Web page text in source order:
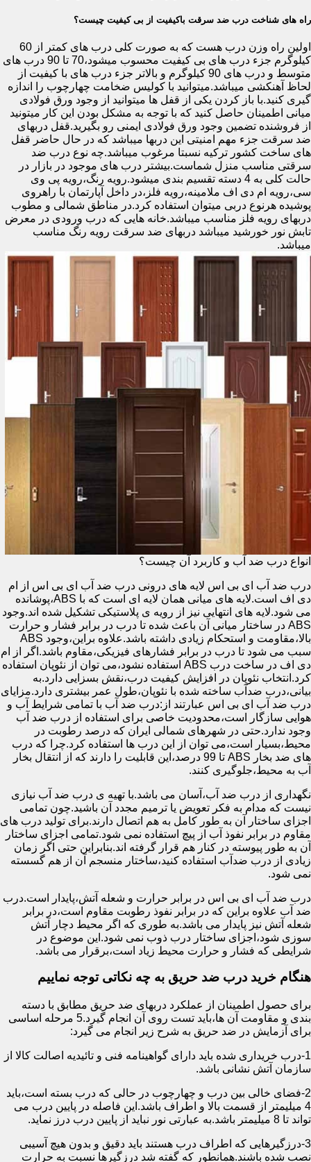
راه های شناخت درب ضد سرقت باکیفیت از بی کیفیت چیست؟
اولین راه وزن درب هست که به صورت کلی درب های کمتر از 60
کیلوگرم جزء درب های بی کیفیت محسوب میشود،70 تا 90 درب های
متوسط و درب های 90 کیلوگرم و بالاتر جزء درب های با کیفیت از
لحاظ آهنکشی میباشد.میتوانید با کولیس ضخامت چهارچوب را اندازه
گیری کنید.با باز کردن یکی از قفل ها میتوانید از وجود ورق فولادی
میانی اطمینان حاصل کنید که با توجه به مشکل بودن این کار میتونید
از فروشنده تضمین وجود ورق فولادی ایمنی رو بگیرید.قفل دربهای
ضد سرقت جزء مهم امنیتی این دربها میباشد که در حال حاضر قفل
های ساخت کشور ترکیه نسبتا مرغوب میباشد.چه نوع درب ضد
سرقتی مناسب منزل شماست.بیشتر درب های موجود در بازار در
حالت کلی به 4 دسته تقسیم بندی میشود.رویه رنگ،رویه پی وی
سی،رویه ام دی اف ملامینه،رویه فلز،در داخل آپارتمان با راهروی
پوشیده هرنوع دربی میتوان استفاده کرد.در مناطق شمالی و مطوب
دربهای رویه فلز مناسب میباشد.خانه هایی که درب ورودی در معرض
تابش نور خورشید میباشد دربهای ضد سرقت رویه رنگ مناسب
میباشد.
انواع درب ضد آب و کاربرد آن چیست؟
درب ضد آب ای بی اس لایه های درونی درب ضد آب ای بی اس از ام
دی اف است.لایه های میانی همان لایه ای است که با ABS،پوشانده
می شود.لایه های انتهایی نیز از رویه ی پلاستیکی تشکیل شده اند.وجود
ABS در ساختار میانی آن باعث شده تا درب در برابر فشار و حرارت
بالا،مقاومت و استحکام زیادی داشته باشد.علاوه براین،وجود ABS
سبب می شود تا درب در برابر فشارهای فیزیکی،مقاوم باشد.اگر از ام
دی اف در ساخت درب ABS استفاده نشود،می توان از نئوپان استفاده
کرد.انتخاب نئوپان در افزایش کیفیت درب،نقش بسزایی دارد.به
بیانی،درب ضدآب ساخته شده با نئوپان،طول عمر بیشتری دارد.مزایای
درب ضد آب ای بی اس عبارتند از:درب ضد آب با تمامی شرایط آب و
هوایی سازگار است،محدودیت خاصی برای استفاده از درب ضد آب
وجود ندارد.حتی در شهرهای شمالی ایران که درصد رطوبت در
محیط،بسیار است،می توان از این درب ها استفاده کرد.چرا که درب
های ضد بخار ABS تا 99 درصد،این قابلیت را دارند که از انتقال بخار
آب به محیط،جلوگیری کنند.
نگهداری از درب ضد آب،آسان می باشد.با تهیه ی درب ضد آب نیازی
نیست که مدام به فکر تعویض یا ترمیم مجدد آن باشید.چون تمامی
اجزای ساختار آن به طور کامل به هم اتصال دارند.برای تولید درب های
مقاوم در برابر نفوذ آب از پیچ استفاده نمی شود.تمامی اجزای ساختار
آن به طور پیوسته در کنار هم قرار گرفته اند.بنابراین حتی اگر زمان
زیادی از درب ضدآب استفاده کنید،ساختار منسجم آن از هم گسسته
نمی شود.
درب ضد آب ای بی اس در برابر حرارت و شعله آتش،پایدار است.درب
ضد آب علاوه براین که در برابر نفوذ رطوبت مقاوم است،در برابر
شعله آتش نیز پایدار می باشد.به طوری که اگر محیط دچار آتش
سوزی شود،اجزای ساختار درب ذوب نمی شود.این موضوع در
شرایطی که فشار و حرارت محیط زیاد است،برقرار می باشد.
هنگام خرید درب ضد حریق به چه نکاتی توجه نماییم
برای حصول اطمینان از عملکرد دربهای ضد حریق مطابق با دسته
بندی و مقاومت آن ها،باید تست روی آن انجام گیرد.5 مرحله اساسی
برای آزمایش در ضد حریق به شرح زیر انجام می گیرد:
1-درب خریداری شده باید دارای گواهینامه فنی و تائیدیه اصالت کالا از
سازمان آتش نشانی باشد.
2-فضای خالی بین درب و چهارچوب در حالی که درب بسته است،باید
4 میلیمتر از قسمت بالا و اطراف باشد.این فاصله در پایین درب می
تواند تا 8 میلیمتر باشد.به عبارتی نور نباید از پایین درب درز نماید.
3-درزگیرهایی که اطراف درب هستند باید دقیق و بدون هیچ آسیبی
نصب شده باشند.همانطور که گفته شد درزگیرها نسبت به حرارت